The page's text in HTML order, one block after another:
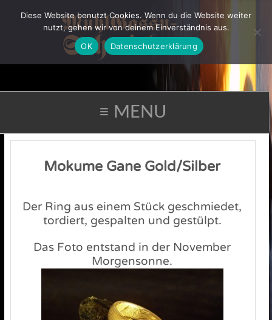
≡ MENU
Mokume Gane Gold/Silber
Der Ring aus einem Stück geschmiedet,
tordiert, gespalten und gestülpt.
Das Foto entstand in der November
Morgensonne.
Diese Website benutzt Cookies. Wenn du die Website weiter
nutzt, gehen wir von deinem Einverständnis aus.
OK
Datenschutzerklärung